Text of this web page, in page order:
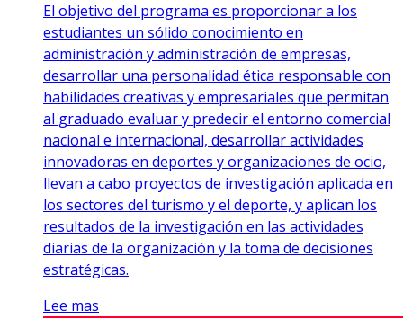
El objetivo del programa es proporcionar a los
estudiantes un sólido conocimiento en
administración y administración de empresas,
desarrollar una personalidad ética responsable con
habilidades creativas y empresariales que permitan
al graduado evaluar y predecir el entorno comercial
nacional e internacional, desarrollar actividades
innovadoras en deportes y organizaciones de ocio,
llevan a cabo proyectos de investigación aplicada en
los sectores del turismo y el deporte, y aplican los
resultados de la investigación en las actividades
diarias de la organización y la toma de decisiones
estratégicas.
Lee mas